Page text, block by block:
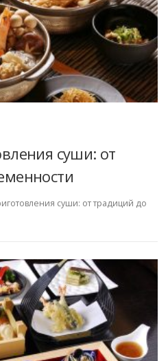
суши: от
суши: от традиций до